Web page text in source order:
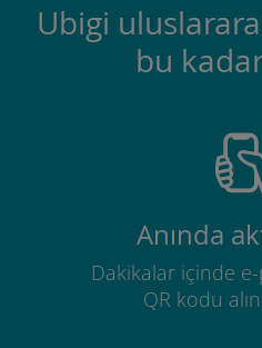
Ubigi
bu
Anında
Dakikalar içinde
QR kodu